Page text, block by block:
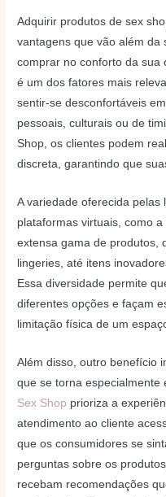
Adquirir produtos de sex
vantagens que vão além da
comprar no conforto da sua
é um dos fatores mais
sentir-se desconfortáveis
pessoais, culturais ou de
Shop, os clientes podem
discreta, garantindo que
A variedade oferecida pelas
plataformas virtuais, como
extensa gama de produtos,
lingeries, até itens
Essa diversidade permite
diferentes opções e façam
limitação física de um
Além disso, outro benefício
que se torna especialmente
Sex Shop prioriza a
atendimento ao cliente
que os consumidores se
perguntas sobre os
recebam recomendações